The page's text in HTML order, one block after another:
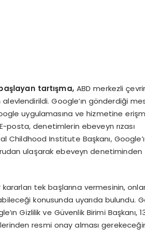
tartışma,ABD merkezli
Google’ın gönderdiği
uygulamasına ve hizmetine
posta, denetimlerin ebeveyn rızası
Childhood Institute Başkanı,
ulaşarak ebeveyn denetiminden
tek başlarına vermesinin,
konusunda uyarıda bulundu.
Gizlilik ve Güvenlik Birimi Başkanı,
resmi onay alması